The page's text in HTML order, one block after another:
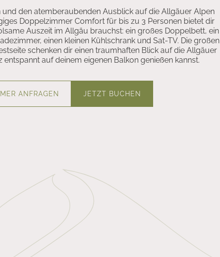
den atemberaubenden Ausblick auf die Allgäuer Alpen
Doppelzimmer Comfort für bis zu 3 Personen bietet dir
Auszeit im Allgäu brauchst: ein großes Doppelbett, ein
einen kleinen Kühlschrank und Sat-TV. Die großen
schenken dir einen traumhaften Blick auf die Allgäuer
entspannt auf deinem eigenen Balkon genießen kannst.
ANFRAGEN JETZT BUCHEN